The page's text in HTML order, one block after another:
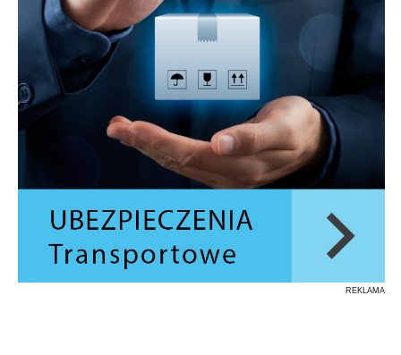
REKLAMA